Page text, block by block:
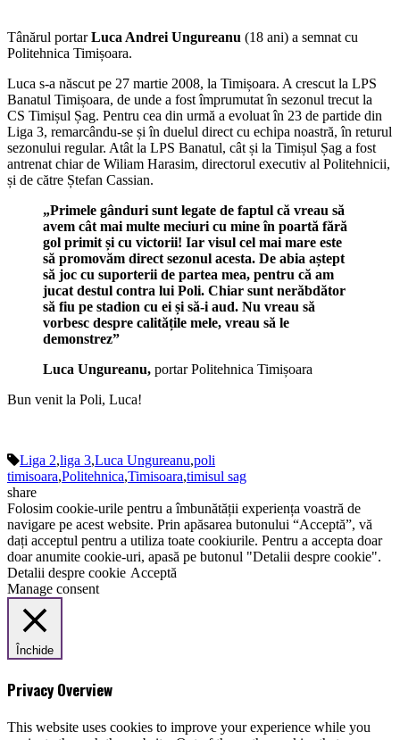
Tânărul portarLuca Andrei Ungureanu (18 ani) a semnat cu
Politehnica Timișoara.
Luca s-a născut pe 27 martie 2008, la Timișoara. A crescut la LPS
Banatul Timișoara, de unde a fost împrumutat în sezonul trecut la
CS Timișul Șag. Pentru cea din urmă a evoluat în 23 de partide din
Liga 3, remarcându-se și în duelul direct cu echipa noastră, în returul
sezonului regular. Atât la LPS Banatul, cât și la Timișul Șag a fost
antrenat chiar de Wiliam Harasim, directorul executiv al Politehnicii,
și de către Ștefan Cassian.
„Primele gânduri sunt legate de faptul că vreau să
avem cât mai multe meciuri cu mine în poartă fără
gol primit și cu victorii! Iar visul cel mai mare este
să promovăm direct sezonul acesta. De abia aștept
să joc cu suporterii de partea mea, pentru că am
jucat destul contra lui Poli. Chiar sunt nerăbdător
să fiu pe stadion cu ei și să-i aud. Nu vreau să
vorbesc despre calitățile mele, vreau să le
demonstrez”
Luca Ungureanu, portar Politehnica Timișoara
Bun venit la Poli, Luca!
Liga 2,liga 3,Luca Ungureanu,poli
timisoara,Politehnica,Timisoara,timisul sag
share
Folosim cookie-urile pentru a îmbunătății experiența voastră de
navigare pe acest website. Prin apăsarea butonului “Acceptă”, vă
dați acceptul pentru a utiliza toate cookiurile. Pentru a accepta doar
doar anumite cookie-uri, apasă pe butonul "Detalii despre cookie".
Detalii despre cookie Acceptă
Manage consent
Închide
Privacy Overview
This website uses cookies to improve your experience while you